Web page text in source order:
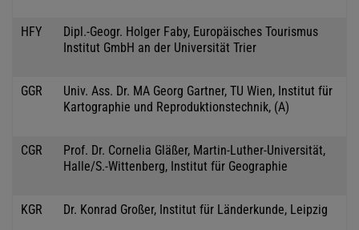
HFY
Dipl.-Geogr. Holger Faby, Europäisches Tourismus
Institut GmbH an der Universität Trier
GGR
Univ. Ass. Dr. MA Georg Gartner, TU Wien, Institut für
Kartographie und Reproduktionstechnik, (A)
CGR
Prof. Dr. Cornelia Gläßer, Martin-Luther-Universität,
Halle/S.-Wittenberg, Institut für Geographie
KGR Dr. Konrad Großer, Institut für Länderkunde, Leipzig